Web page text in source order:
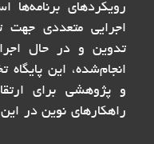
رویکردهای برنامه‌ها
اجرایی متعددی
تدوین و در حال
انجام‌شده، این
و پژوهشی برای
راهکارهای نوین در